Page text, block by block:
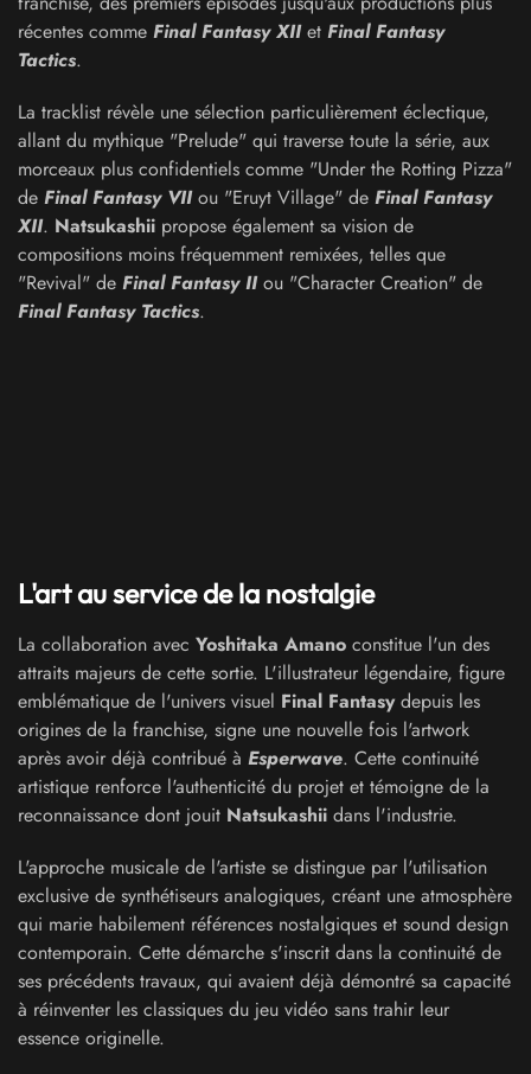
récentes comme Final Fantasy XIIet Final Fantasy
Tactics.
La tracklist révèle une sélection particulièrement éclectique,
allant du mythique "Prelude" qui traverse toute la série, aux
morceaux plus confidentiels comme "Under the Rotting Pizza"
de Final Fantasy VIIou "Eruyt Village" de Final Fantasy
XII. Natsukashii propose également sa vision de
compositions moins fréquemment remixées, telles que
"Revival" de Final Fantasy IIou "Character Creation" de
Final Fantasy Tactics.
L'art au service de la nostalgie
La collaboration avec Yoshitaka Amano constitue l'un des
attraits majeurs de cette sortie. L'illustrateur légendaire, figure
emblématique de l'univers visuel Final Fantasydepuis les
origines de la franchise, signe une nouvelle fois l'artwork
après avoir déjà contribué à Esperwave. Cette continuité
artistique renforce l'authenticité du projet et témoigne de la
reconnaissance dont jouit Natsukashii dans l'industrie.
L'approche musicale de l'artiste se distingue par l'utilisation
exclusive de synthétiseurs analogiques, créant une atmosphère
qui marie habilement références nostalgiques et sound design
contemporain. Cette démarche s'inscrit dans la continuité de
ses précédents travaux, qui avaient déjà démontré sa capacité
à réinventer les classiques du jeu vidéo sans trahir leur
essence originelle.